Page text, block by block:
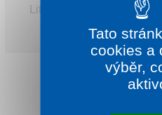
Před cestouLitujeme, „SUPER
Podívejte se na
Tato
cookies a
výběr,